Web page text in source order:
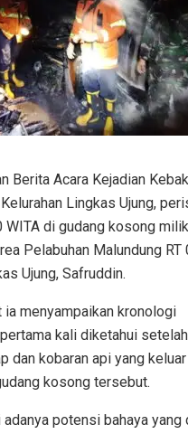
Berita Acara Kejadian
Lingkas Ujung,
WITA di gudang kosong
Pelabuhan Malundung
Ujung, Safruddin.
ia menyampaikan kronologi
kali diketahui
dan kobaran api yang
kosong tersebut.
adanya potensi bahaya